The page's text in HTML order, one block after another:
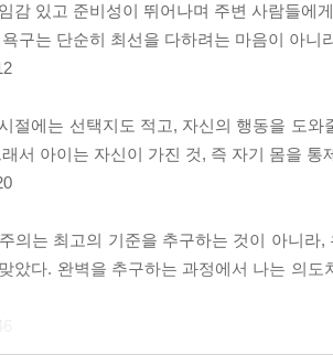
감 있고 준비성이 뛰어나며 주변 사람들에
구는 단순히 최선을 다하려는 마음이 아
절에는 선택지도 적고, 자신의 행동을 도
서 아이는 자신이 가진 것, 즉 자기 몸을 통
의는 최고의 기준을 추구하는 것이 아니
았다. 완벽을 추구하는 과정에서 나는 의